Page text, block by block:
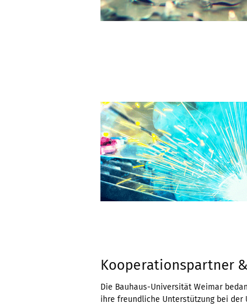
Kooperationspartner
Die Bauhaus-Universität Weimar
ihre freundliche Unterstützung bei der